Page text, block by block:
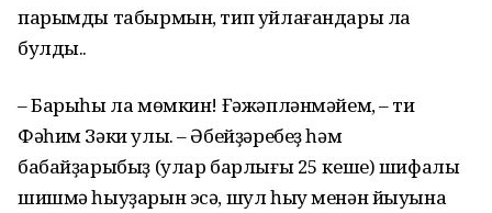
парымды табырмын, тип уйлағандары ла
булды..
– Барыһы ла мөмкин! Ғәжәпләнмәйем, – ти
Фәһим Зәки улы. – Әбейҙәребеҙ һәм
бабайҙарыбыҙ (улар барлығы 25 кеше) шифалы
шишмә һыуҙарын эсә, шул һыу менән йыуына